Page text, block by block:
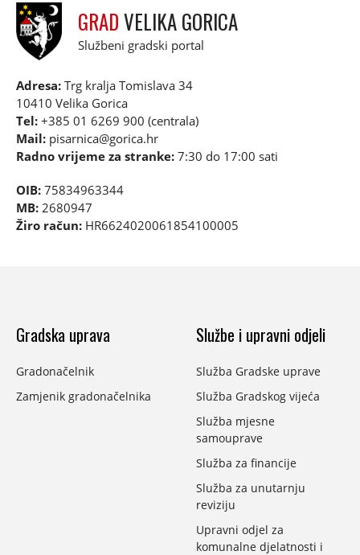
GRADVELIKA GORICA
Službeni gradski portal
Adresa: Trg kralja Tomislava 34
10410 Velika Gorica
Tel: +385 01 6269 900 (centrala)
Mail: pisarnica@gorica.hr
Radno vrijeme za stranke: 7:30 do 17:00 sati
OIB: 75834963344
MB: 2680947
Žiro račun: HR6624020061854100005
Gradska uprava
Gradonačelnik
Zamjenik gradonačelnika
Službe i upravni odjeli
Služba Gradske uprave
Služba Gradskog vijeća
Služba mjesne
samouprave
Služba za financije
Služba za unutarnju
reviziju
Upravni odjel za
komunalne djelatnosti i